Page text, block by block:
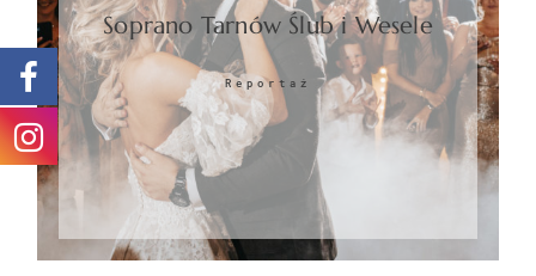
Soprano Tarnów Ślub i Wesele
Reportaż